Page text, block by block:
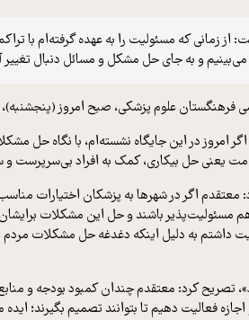
زمانی که مسئولیت را به عهده گرفته‌ام با
و به جای حل مشکل و مسائل دنبال
علوم پزشکی، صبح امروز (پنجشنبه)،
امروز در این جایگاه نشسته‌ام، با نگاه حل
یعنی حل بیکاری، کمک به افراد بی‌سرپرست و
اگر در شهرها به پزشکان اختیارات
مسئولیت‌پذیر باشند و حل این مشکلات
داشتم به دلیل اینکه دغدغه حل مشکلات
تصریح کرد: معتقدم چندان کمبود بودجه و
فعالیت دهیم تا بتوانند تصمیم بگیرند؛